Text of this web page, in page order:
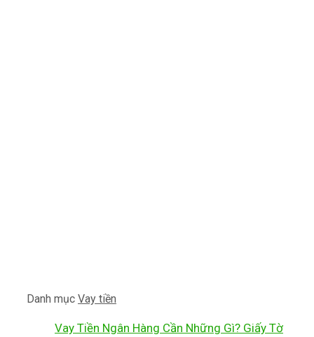
Danh mục Vay tiền
Vay Tiền Ngân Hàng Cần Những Gì? Giấy Tờ